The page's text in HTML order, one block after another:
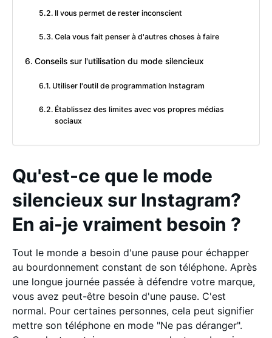
Il vous permet de rester inconscient
Cela vous fait penser à d'autres choses à faire
Conseils sur l'utilisation du mode silencieux
Utiliser l'outil de programmation Instagram
Établissez des limites avec vos propres médias
sociaux
Qu'est-ce que le mode
silencieux sur Instagram?
En ai-je vraiment besoin ?
Tout le monde a besoin d'une pause pour échapper
au bourdonnement constant de son téléphone. Après
une longue journée passée à défendre votre marque,
vous avez peut-être besoin d'une pause. C'est
normal. Pour certaines personnes, cela peut signifier
mettre son téléphone en mode "Ne pas déranger".